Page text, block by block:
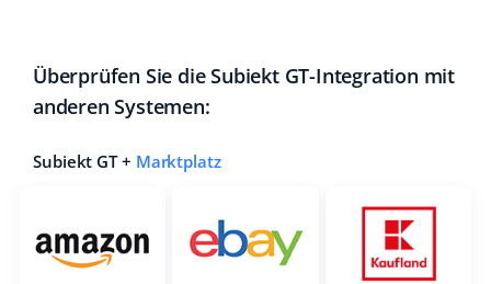
Überprüfen Sie die Subiekt GT-Integration mit
anderen Systemen:
Subiekt GT + Marktplatz